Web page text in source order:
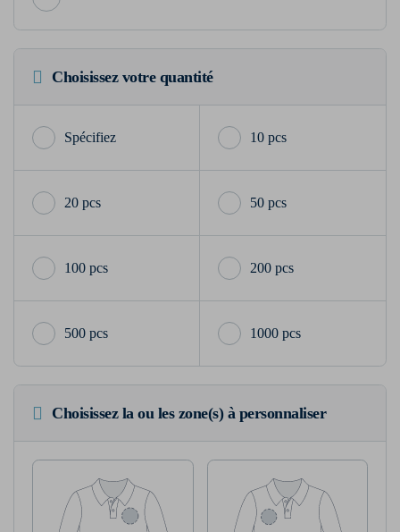
Choisissez votre quantité
10 pcs
20 pcs 50 pcs
100 pcs 200 pcs
500 pcs 1000 pcs
Choisissez la ou les zone(s) à personnaliser